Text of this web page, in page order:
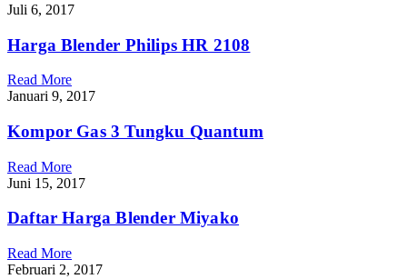
Juli 6, 2017
Harga Blender Philips HR 2108
Read More
Januari 9, 2017
Kompor Gas 3 Tungku Quantum
Read More
Juni 15, 2017
Daftar Harga Blender Miyako
Read More
Februari 2, 2017